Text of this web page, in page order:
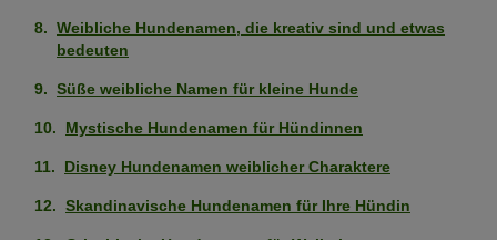
Weibliche Hundenamen, die kreativ sind und etwas
bedeuten
Süße weibliche Namen für kleine Hunde
Mystische Hundenamen für Hündinnen
Disney Hundenamen weiblicher Charaktere
Skandinavische Hundenamen für Ihre Hündin